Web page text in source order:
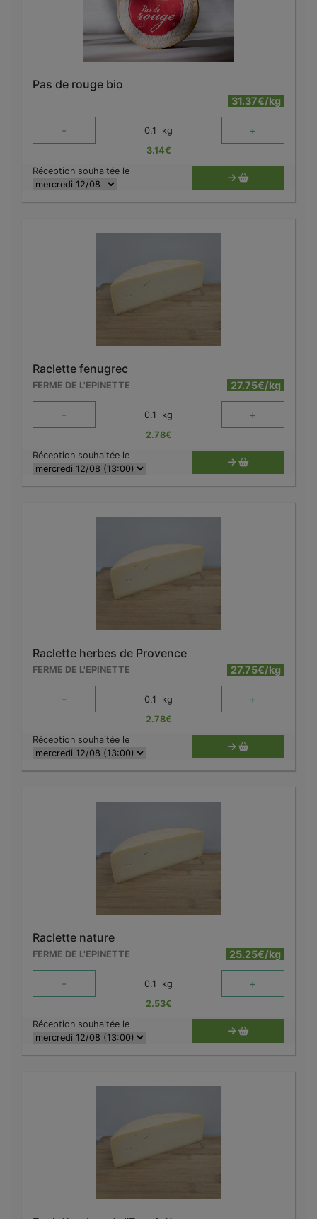
Pas de rouge bio
31.37€/kg
- 0.1 kg +
3.14€
Réception souhaitée le
Raclette fenugrec
FERME DE L'EPINETTE 27.75€/kg
- 0.1 kg +
2.78€
Réception souhaitée le
Raclette herbes de Provence
FERME DE L'EPINETTE 27.75€/kg
- 0.1 kg +
2.78€
Réception souhaitée le
Raclette nature
FERME DE L'EPINETTE 25.25€/kg
- 0.1 kg +
2.53€
Réception souhaitée le